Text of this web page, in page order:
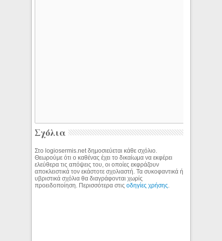
Σχόλια
Στο logiosermis.net δημοσιεύεται κάθε σχόλιο.
Θεωρούμε ότι ο καθένας έχει το δικαίωμα να εκφέρει
ελεύθερα τις απόψεις του, οι οποίες εκφράζουν
αποκλειστικά τον εκάστοτε σχολιαστή. Τα συκοφαντικά ή
υβριστικά σχόλια θα διαγράφονται χωρίς
προειδοποίηση. Περισσότερα στιςοδηγίες χρήσης